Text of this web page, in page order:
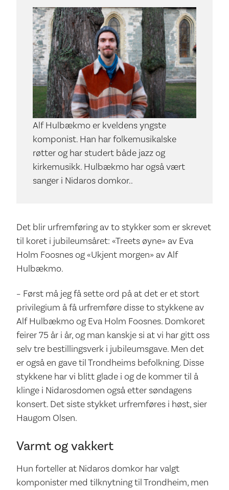
Alf Hulbækmo er kveldens yngste
komponist. Han har folkemusikalske
røtter og har studert både jazz og
kirkemusikk. Hulbækmo har også vært
sanger i Nidaros domkor..
Det blir urfremføring av to stykker som er skrevet
til koret i jubileumsåret: «Treets øyne» av Eva
Holm Foosnes og «Ukjent morgen» av Alf
Hulbækmo.
– Først må jeg få sette ord på at det er et stort
privilegium å få urfremføre disse to stykkene av
Alf Hulbækmo og Eva Holm Foosnes. Domkoret
feirer 75 år i år, og man kanskje si at vi har gitt oss
selv tre bestillingsverk i jubileumsgave. Men det
er også en gave til Trondheims befolkning. Disse
stykkene har vi blitt glade i og de kommer til å
klinge i Nidarosdomen også etter søndagens
konsert. Det siste stykket urfremføres i høst, sier
Haugom Olsen.
Varmt og vakkert
Hun forteller at Nidaros domkor har valgt
komponister med tilknytning til Trondheim, men